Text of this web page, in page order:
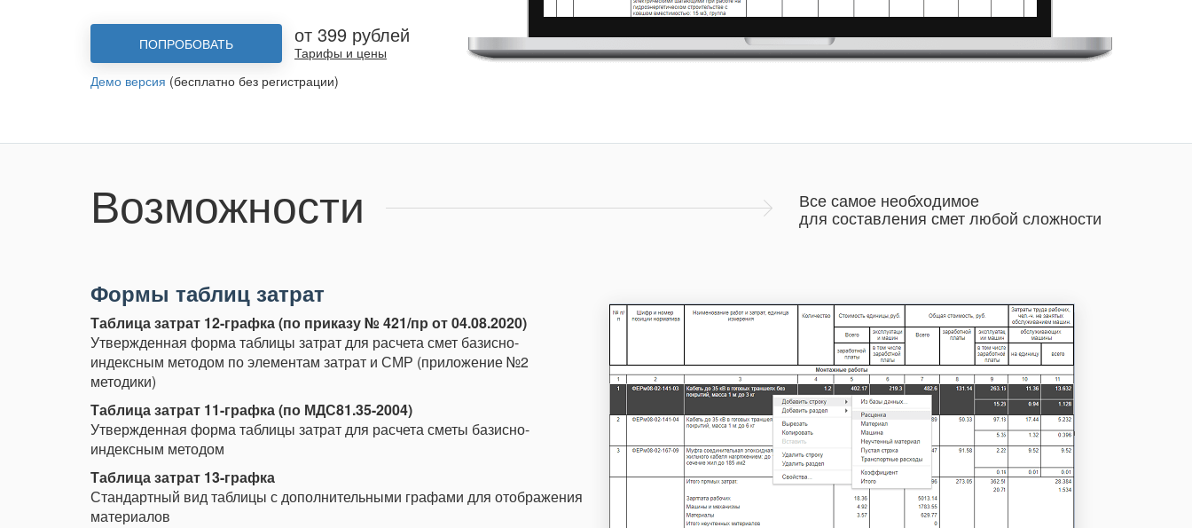
ПОПРОБОВАТЬ от 399 рублей
Тарифы и цены
Демо версия (бесплатно без регистрации)
Возможности Все самое необходимое
для составления смет любой сложности
Формы таблиц затрат
Таблица затрат 12-графка (по приказу № 421/пр от 04.08.2020)
Утвержденная форма таблицы затрат для расчета смет базисно-
индексным методом по элементам затрат и СМР (приложение №2
методики)
Таблица затрат 11-графка (по МДС81.35-2004)
Утвержденная форма таблицы затрат для расчета сметы базисно-
индексным методом
Таблица затрат 13-графка
Стандартный вид таблицы с дополнительными графами для отображения
материалов